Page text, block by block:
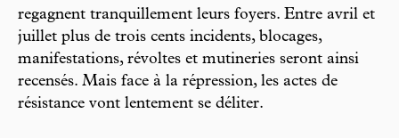
regagnent tranquillement leurs foyers. Entre avril et
juillet plus de trois cents incidents, blocages,
manifestations, révoltes et mutineries seront ainsi
recensés. Mais face à la répression, les actes de
résistance vont lentement se déliter.